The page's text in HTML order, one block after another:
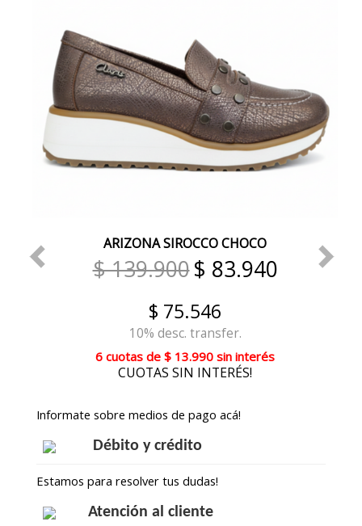
ARIZONA SIROCCO CHOCO
$ 139.900$ 83.940
$ 75.546
10% desc. transfer.
6 cuotas de $ 13.990 sin interés
CUOTAS SIN INTERÉS!
Informate sobre medios de pago acá!
Débito y crédito
Estamos para resolver tus dudas!
Atención al cliente